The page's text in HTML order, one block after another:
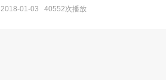
2018-01-03 40552次播放